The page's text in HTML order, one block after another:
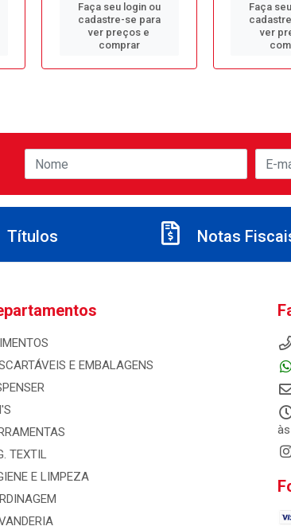
Faça seu login ou
cadastre-se para
ver preços e
comprar
Faça
ver
Títulos Notas
E EMBALAGENS
TEXTIL
E LIMPEZA